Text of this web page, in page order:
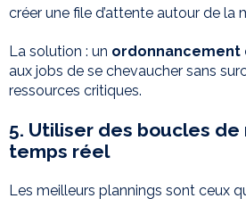
créer une file d’attente autour de la
La solution : un ordonnancement
aux jobs de se chevaucher sans
ressources critiques.
5. Utiliser des boucles
temps réel
Les meilleurs plannings sont ceux